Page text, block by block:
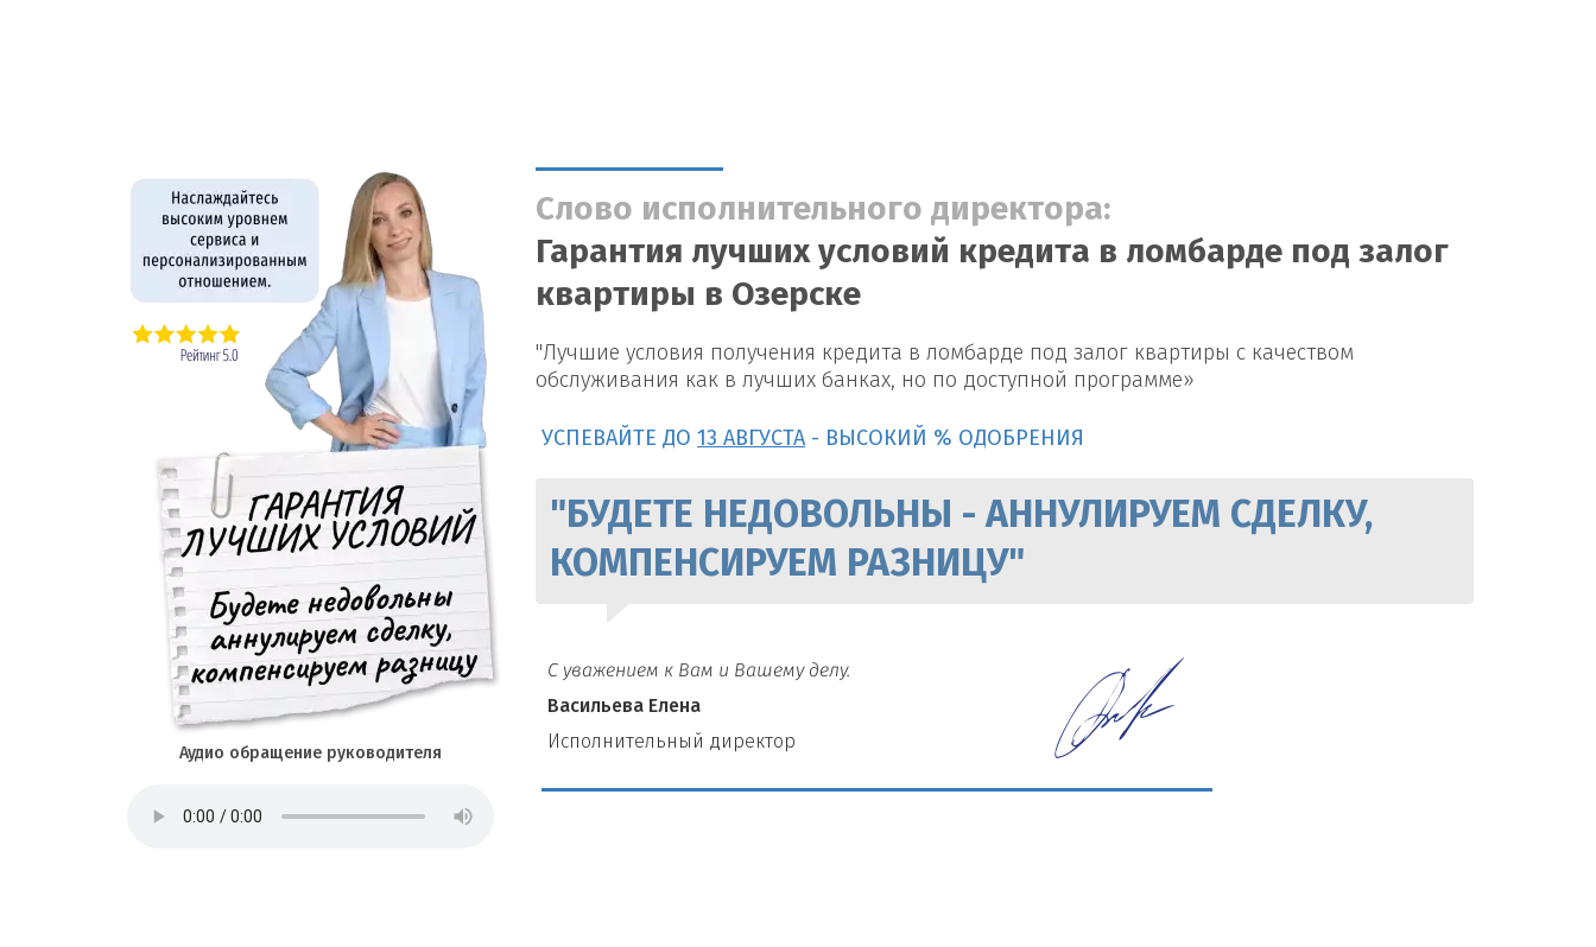
Аудио обращение руководителя
Слово исполнительного директора:
Гарантия лучших условий кредита в ломбарде под залог
квартиры в Озерске
"Лучшие условия получения кредита в ломбарде под залог квартиры с качеством
обслуживания как в лучших банках, но по доступной программе»
УСПЕВАЙТЕ ДО 13 АВГУСТА - ВЫСОКИЙ % ОДОБРЕНИЯ
"БУДЕТЕ НЕДОВОЛЬНЫ - АННУЛИРУЕМ СДЕЛКУ,
КОМПЕНСИРУЕМ РАЗНИЦУ"
С уважением к Вам и Вашему делу.
Васильева Елена
И сполнительный директор